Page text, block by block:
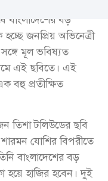
বাংলাদেশের বড়
জনপ্রিয় অভিনেত্রী
মূল ভবিষ্যত
এই ছবিতে। এই
বহু প্রতীক্ষিত
তিশা টলিউডের ছবি
যোশির বিপরীতে
বাংলাদেশের বড়
হয়ে হাজির হবেন। দুই